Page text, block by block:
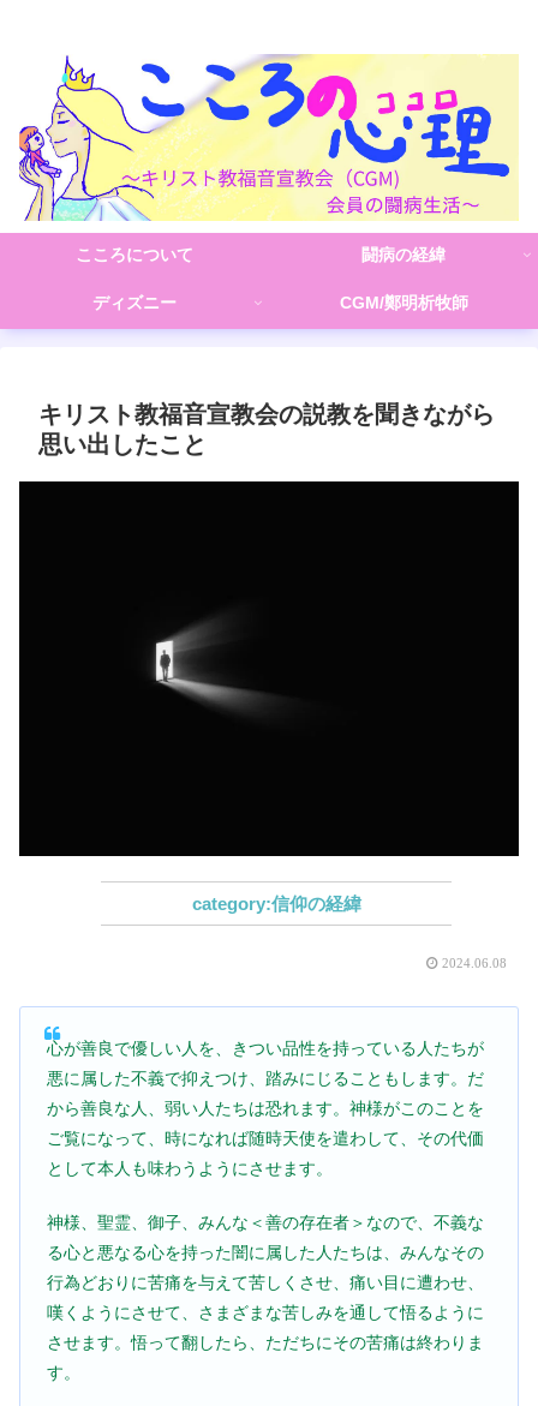
こころについて 闘病の経緯
ディズニー CGM/鄭明析牧師
キリスト教福音宣教会の説教を聞きながら
思い出したこと
信仰の経緯
2024.06.08
心が善良で優しい人を、きつい品性を持っている人たちが
悪に属した不義で抑えつけ、踏みにじることもします。だ
から善良な人、弱い人たちは恐れます。神様がこのことを
ご覧になって、時になれば随時天使を遣わして、その代価
として本人も味わうようにさせます。
神様、聖霊、御子、みんな＜善の存在者＞なので、不義な
る心と悪なる心を持った闇に属した人たちは、みんなその
行為どおりに苦痛を与えて苦しくさせ、痛い目に遭わせ、
嘆くようにさせて、さまざまな苦しみを通して悟るように
させます。悟って翻したら、ただちにその苦痛は終わりま
す。